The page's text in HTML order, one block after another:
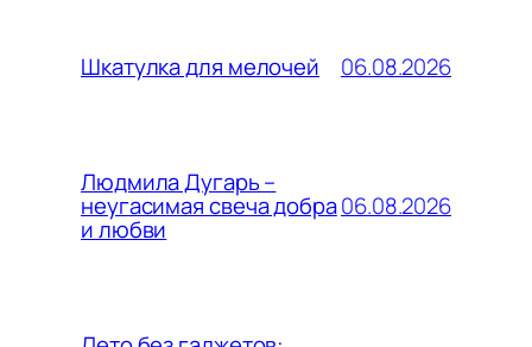
Шкатулка для мелочей 06.08.2026
Людмила Дугарь –
неугасимая свеча добра
и любви
06.08.2026